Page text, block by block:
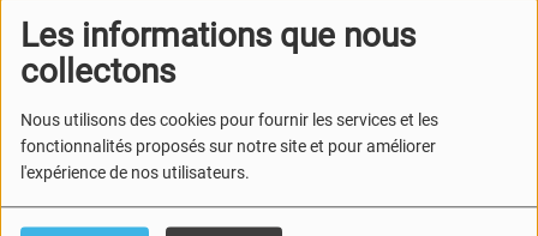
Les informations que nous
collectons
Nous utilisons des cookies pour fournir les services et les
fonctionnalités proposés sur notre site et pour améliorer
l'expérience de nos utilisateurs.